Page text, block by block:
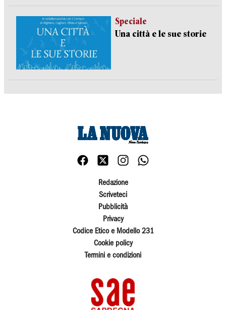
Speciale
Una città e le sue storie
Redazione
Scriveteci
Pubblicità
Privacy
Codice Etico e Modello 231
Cookie policy
Termini e condizioni